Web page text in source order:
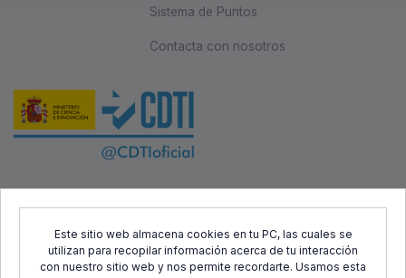
Este sitio web almacena cookies en tu PC, las cuales se
utilizan para recopilar información acerca de tu interacción
con nuestro sitio web y nos permite recordarte. Usamos esta
Sistema de Puntos
Contacta con nosotros
Desarrollo Regional (FEDER) y el Centro para el Desarrollo
Tecnológico Industrial (CDTI), con el objetivo de promover el
desarrollo tecnológico, la innovación y una investigación de